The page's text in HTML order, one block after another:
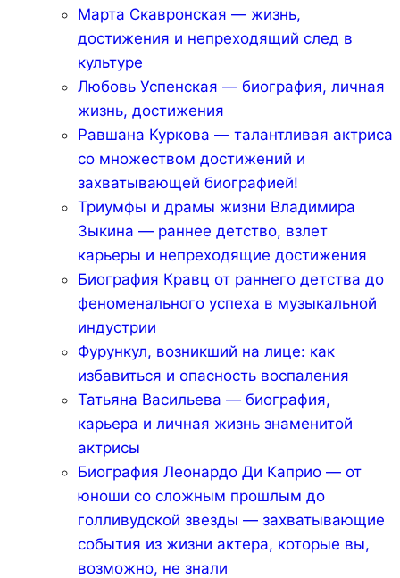
Марта Скавронская — жизнь,
достижения и непреходящий след в
культуре
Любовь Успенская — биография, личная
жизнь, достижения
Равшана Куркова — талантливая актриса
со множеством достижений и
захватывающей биографией!
Триумфы и драмы жизни Владимира
Зыкина — раннее детство, взлет
карьеры и непреходящие достижения
Биография Кравц от раннего детства до
феноменального успеха в музыкальной
индустрии
Фурункул, возникший на лице: как
избавиться и опасность воспаления
Татьяна Васильева — биография,
карьера и личная жизнь знаменитой
актрисы
Биография Леонардо Ди Каприо — от
юноши со сложным прошлым до
голливудской звезды — захватывающие
события из жизни актера, которые вы,
возможно, не знали